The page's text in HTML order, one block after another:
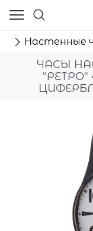
Настенные
ЧАСЫ
"РЕТРО"
Ваш город -
угадали?
ДА НЕТ